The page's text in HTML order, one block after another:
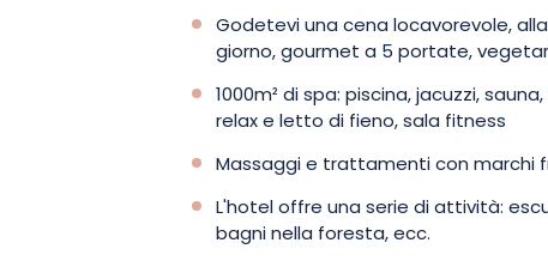
Godetevi una cena locavorevole,
giorno, gourmet a 5 portate,
1000m² di spa: piscina, jacuzzi,
relax e letto di fieno, sala fitness
Massaggi e trattamenti con marchi
L'hotel offre una serie di attività:
bagni nella foresta, ecc.